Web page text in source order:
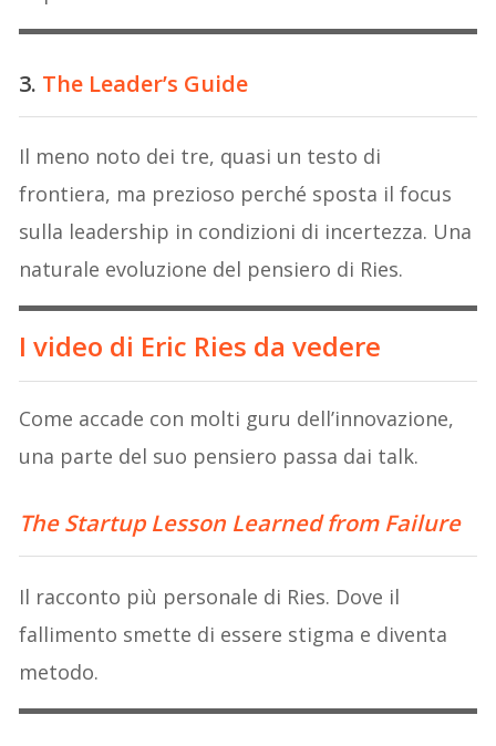
3. The Leader’s Guide
Il meno noto dei tre, quasi un testo di
frontiera, ma prezioso perché sposta il focus
sulla leadership in condizioni di incertezza. Una
naturale evoluzione del pensiero di Ries.
I video di Eric Ries da vedere
Come accade con molti guru dell’innovazione,
una parte del suo pensiero passa dai talk.
The Startup Lesson Learned from Failure
Il racconto più personale di Ries. Dove il
fallimento smette di essere stigma e diventa
metodo.